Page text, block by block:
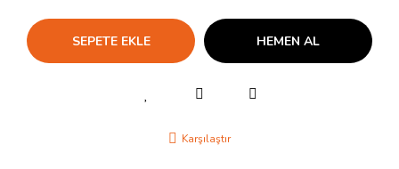
SEPETE EKLE HEMEN AL
Karşılaştır